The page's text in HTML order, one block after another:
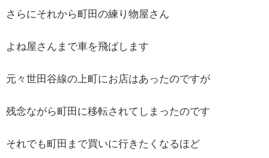
さらにそれから町田の練り物屋さん
よね屋さんまで車を飛ばします
元々世田谷線の上町にお店はあったのですが
残念ながら町田に移転されてしまったのです
それでも町田まで買いに行きたくなるほど